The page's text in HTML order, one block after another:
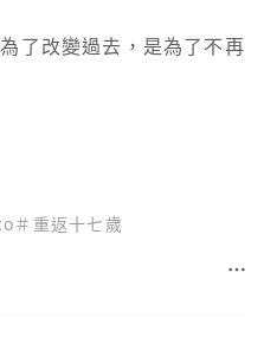
了改變過去，是為了不再
＃ 重返十七歲